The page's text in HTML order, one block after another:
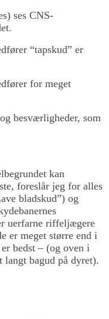
ses CNS-
“tapskud” er
for meget
besværligheder, som
kan
foreslår jeg for alles
bladskud”) og
uerfarne riffeljægere
er meget større end i
bedst – (og oven i
langt bagud på dyret).